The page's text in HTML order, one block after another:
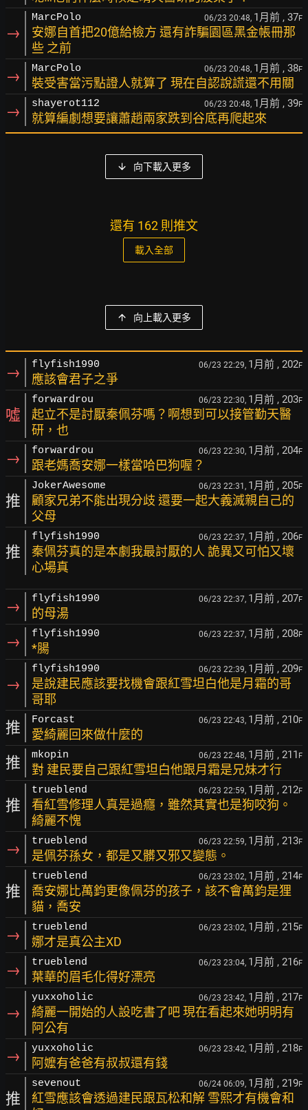
→
MarcPolo 06/23 20:48, 1月前 , 37F
安娜自首把20億給檢方 還有詐騙園區黑金帳冊那
些 之前
→ MarcPolo 06/23 20:48, 1月前 , 38F
裝受害當污點證人就算了 現在自認說謊還不用關
→ shayerot112 06/23 20:48, 1月前 , 39F
就算編劇想要讓蕭趙兩家跌到谷底再爬起來
向下載入更多
還有 162 則推文
載入全部
向上載入更多
→ flyfish1990 06/23 22:29, 1月前 , 202F
應該會君子之爭
噓
forwardrou 06/23 22:30, 1月前 , 203F
起立不是討厭秦佩芬嗎？啊想到可以接管勤天醫
研，也
→ forwardrou 06/23 22:30, 1月前 , 204F
跟老媽喬安娜一樣當哈巴狗喔？
推
JokerAwesome 06/23 22:31, 1月前 , 205F
顧家兄弟不能出現分歧 還要一起大義滅親自己的
父母
推
flyfish1990 06/23 22:37, 1月前 , 206F
秦佩芬真的是本劇我最討厭的人 詭異又可怕又壞
心場真
→ flyfish1990 06/23 22:37, 1月前 , 207F
的母湯
→ flyfish1990 06/23 22:37, 1月前 , 208F
*腸
→
flyfish1990 06/23 22:39, 1月前 , 209F
是說建民應該要找機會跟紅雪坦白他是月霜的哥
哥耶
推 Forcast 06/23 22:43, 1月前 , 210F
愛綺麗回來做什麼的
推 mkopin 06/23 22:48, 1月前 , 211 F
對 建民要自己跟紅雪坦白他跟月霜是兄妹才行
推
trueblend 06/23 22:59, 1月前 , 212F
看紅雪修理人真是過癮，雖然其實也是狗咬狗。
綺麗不愧
→ trueblend 06/23 22:59, 1月前 , 213F
是佩芬孫女，都是又髒又邪又變態。
推
trueblend 06/23 23:02, 1月前 , 214F
喬安娜比萬鈞更像佩芬的孩子，該不會萬鈞是狸
貓，喬安
→ trueblend 06/23 23:02, 1月前 , 215F
娜才是真公主XD
→ trueblend 06/23 23:04, 1月前 , 216F
葉華的眉毛化得好漂亮
→
yuxxoholic 06/23 23:42, 1月前 , 217F
綺麗一開始的人設吃書了吧 現在看起來她明明有
阿公有
→ yuxxoholic 06/23 23:42, 1月前 , 218F
阿嬤有爸爸有叔叔還有錢
推
sevenout 06/24 06:09, 1月前 , 219F
紅雪應該會透過建民跟瓦松和解 雪熙才有機會和